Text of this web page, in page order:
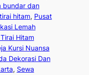
bundar dan
hitam, Pusat
Lemah
Hitam
Kursi Nuansa
Dekorasi Dan
, Sewa